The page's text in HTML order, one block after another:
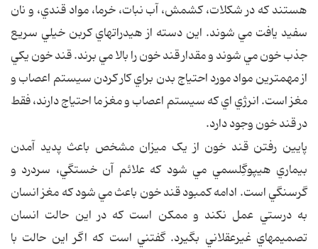
هستند که در شکلات، کشمش، آب نبات، خرما، مواد قندي، و نان
سفيد يافت مي شوند. اين دسته از هيدراتهاي کربن خيلي سريع
جذب خون مي شوند و مقدار قند خون را بالا مي برند. قند خون يکي
از مهمترين مواد مورد احتياج بدن براي کار کردن سيستم اعصاب و
مغز است. انرژي اي که سيستم اعصاب و مغز ما احتياج دارند، فقط
در قند خون وجود دارد.
پايين رفتن قند خون از يک ميزان مشخص باعث پديد آمدن
بيماري هيپوگِلسمي مي شود که علائم آن خستگي، سردرد و
گرسنگي است. ادامه کمبود قند خون باعث مي شود که مغز انسان
به درستي عمل نکند و ممکن است که در اين حالت انسان
تصميمهاي غيرعقلاني بگيرد. گفتني است که اگر اين حالت با